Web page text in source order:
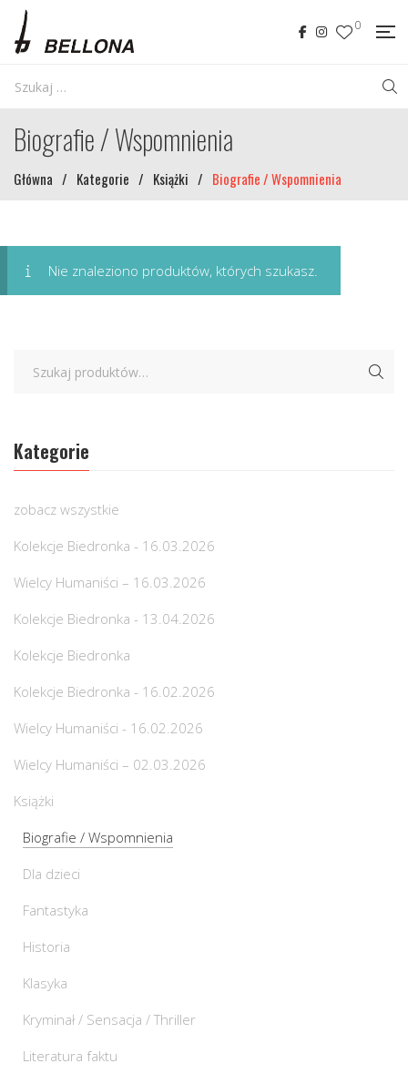
0
Biografie / Wspomnienia
Główna / Kategorie / Książki / Biografie / Wspomnienia
Nie znaleziono produktów, których szukasz.
Kategorie
zobacz wszystkie
Kolekcje Biedronka - 16.03.2026
Wielcy Humaniści – 16.03.2026
Kolekcje Biedronka - 13.04.2026
Kolekcje Biedronka
Kolekcje Biedronka - 16.02.2026
Wielcy Humaniści - 16.02.2026
Wielcy Humaniści – 02.03.2026
Książki
Biografie / Wspomnienia
Dla dzieci
Fantastyka
Historia
Klasyka
Kryminał / Sensacja / Thriller
Literatura faktu